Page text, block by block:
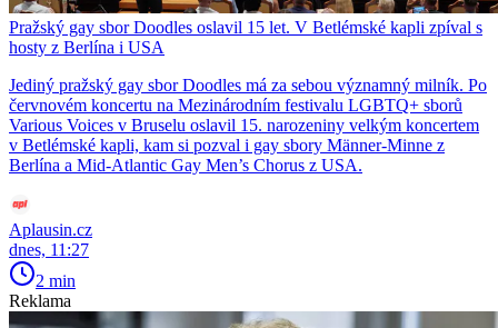
Pražský gay sbor Doodles oslavil 15 let. V Betlémské kapli zpíval s
hosty z Berlína i USA
Jediný pražský gay sbor Doodles má za sebou významný milník. Po
červnovém koncertu na Mezinárodním festivalu LGBTQ+ sborů
Various Voices v Bruselu oslavil 15. narozeniny velkým koncertem
v Betlémské kapli, kam si pozval i gay sbory Männer-Minne z
Berlína a Mid-Atlantic Gay Men’s Chorus z USA.
Aplausin.cz
dnes, 11:27
2 min
Reklama